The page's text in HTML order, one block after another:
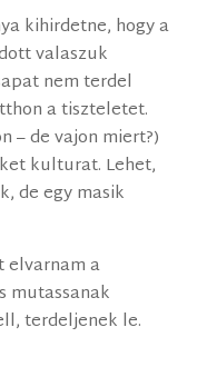
kihirdetne, hogy a
valaszuk
nem terdel
a tiszteletet.
– de vajon miert?)
kulturat. Lehet,
de egy masik
a
mutassanak
terdeljenek le.